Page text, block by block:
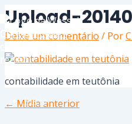
para
o
conteúdo
Início
Upload-
Deixe um comentário / Por
contabilidade em teutônia
← Mídia anterior